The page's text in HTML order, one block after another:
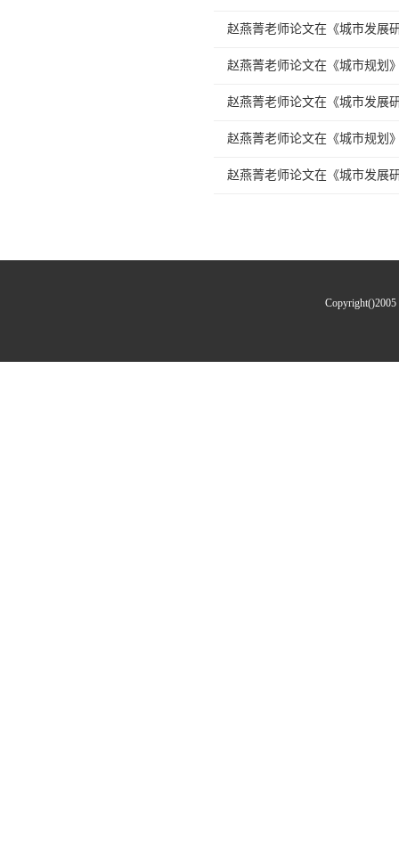
赵燕菁老师论文在《城市发展
赵燕菁老师论文在《城市规划
赵燕菁老师论文在《城市发展
赵燕菁老师论文在《城市规划
赵燕菁老师论文在《城市发展